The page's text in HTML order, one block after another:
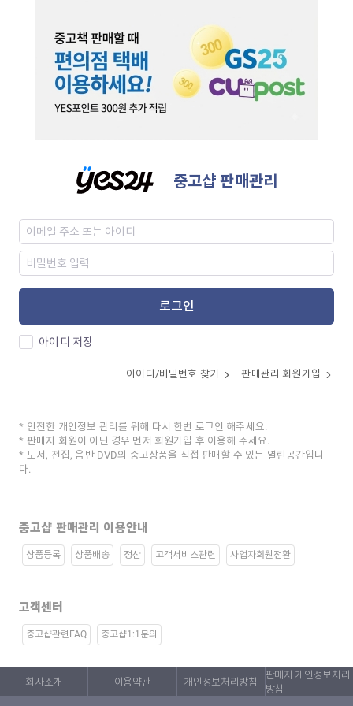
중고샵 판매관리
로그인
아이디 저장
아이디/비밀번호 찾기 판매관리 회원가입
안전한 개인정보 관리를 위해 다시 한번 로그인 해주세요.
판매자 회원이 아닌 경우 먼저 회원가입 후 이용해 주세요.
도서, 전집, 음반 DVD의 중고상품을 직접 판매할 수 있는 열린공간입니
다.
중고샵 판매관리 이용안내
상품등록 상품배송 정산 고객서비스관련 사업자회원전환
고객센터
중고샵관련FAQ 중고샵1:1문의
회사소개 이용약관 개인정보처리방침
판매자 개인정보처리
방침